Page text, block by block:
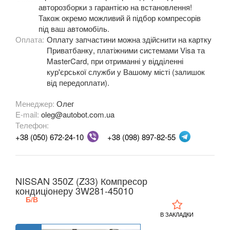
350Z (Z33)
370Z V (Z34)
Armada
Cube I (Z10)
Cube II (Z11)
Cube III (Z12)
Frontier II (NP-300)
авторозборки з гарантією на встановлення!
Також окремо можливий й підбор компресорів
під ваш автомобіль.
Оплата: Оплату запчастини можна здійснити на картку
Приватбанку, платіжними системами Visa та
MasterCard, при отриманні у відділенні
кур'єрської служби у Вашому місті (залишок
від передоплати).
Менеджер: Олег
E-mail: oleg@autobot.com.ua
Телефон:
+38 (050) 672-24-10
+38 (098) 897-82-55
NISSAN 350Z (Z33) Компресор
кондиціонеру 3W281-45010
Б/В
В ЗАКЛАДКИ